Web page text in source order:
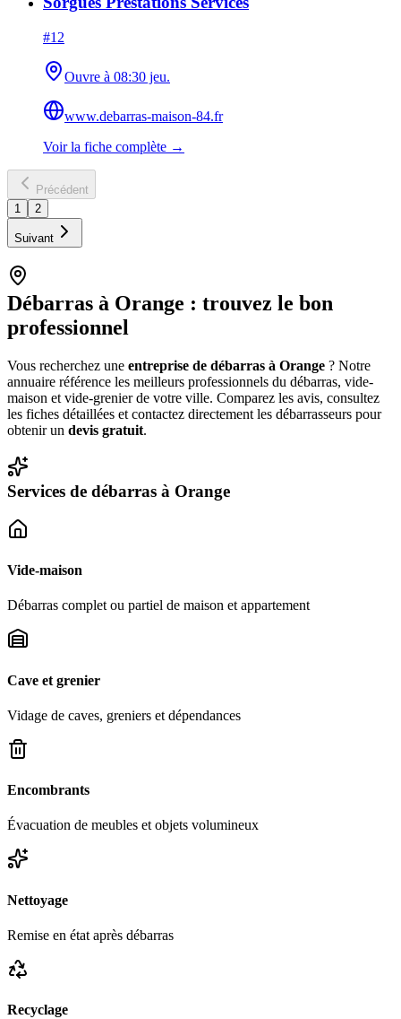
#12
Ouvre à 08:30 jeu.
www.debarras-maison-84.fr
Voir la fiche complète →
Précédent
1
2
Suivant
Débarras à Orange : trouvez le bon
professionnel
Vous recherchez une entreprise de débarras à Orange ? Notre
annuaire référence les meilleurs professionnels du débarras, vide-
maison et vide-grenier de votre ville. Comparez les avis, consultez
les fiches détaillées et contactez directement les débarrasseurs pour
obtenir un devis gratuit.
Services de débarras à Orange
Vide-maison
Débarras complet ou partiel de maison et appartement
Cave et grenier
Vidage de caves, greniers et dépendances
Encombrants
Évacuation de meubles et objets volumineux
Nettoyage
Remise en état après débarras
Recyclage